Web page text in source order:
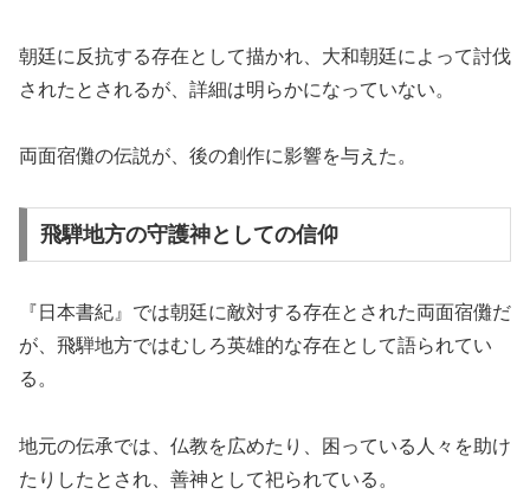
朝廷に反抗する存在として描かれ、大和朝廷によって討伐
されたとされるが、詳細は明らかになっていない。
両面宿儺の伝説が、後の創作に影響を与えた。
飛騨地方の守護神としての信仰
『日本書紀』では朝廷に敵対する存在とされた両面宿儺だ
が、飛騨地方ではむしろ英雄的な存在として語られてい
る。
地元の伝承では、仏教を広めたり、困っている人々を助け
たりしたとされ、善神として祀られている。